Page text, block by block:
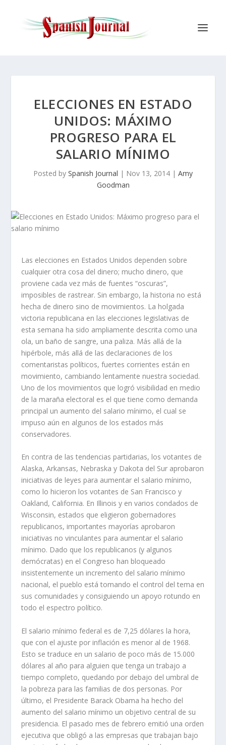
ELECCIONES EN ESTADO
UNIDOS: MÁXIMO
PROGRESO PARA EL
SALARIO MÍNIMO
Posted by Spanish Journal | Nov 13, 2014 | Amy
Goodman
Las elecciones en Estados Unidos dependen sobre
cualquier otra cosa del dinero; mucho dinero, que
proviene cada vez más de fuentes “oscuras”,
imposibles de rastrear. Sin embargo, la historia no está
hecha de dinero sino de movimientos. La holgada
victoria republicana en las elecciones legislativas de
esta semana ha sido ampliamente descrita como una
ola, un baño de sangre, una paliza. Más allá de la
hipérbole, más allá de las declaraciones de los
comentaristas políticos, fuertes corrientes están en
movimiento, cambiando lentamente nuestra sociedad.
Uno de los movimientos que logró visibilidad en medio
de la maraña electoral es el que tiene como demanda
principal un aumento del salario mínimo, el cual se
impuso aún en algunos de los estados más
conservadores.
En contra de las tendencias partidarias, los votantes de
Alaska, Arkansas, Nebraska y Dakota del Sur aprobaron
iniciativas de leyes para aumentar el salario mínimo,
como lo hicieron los votantes de San Francisco y
Oakland, California. En Illinois y en varios condados de
Wisconsin, estados que eligieron gobernadores
republicanos, importantes mayorías aprobaron
iniciativas no vinculantes para aumentar el salario
mínimo. Dado que los republicanos (y algunos
demócratas) en el Congreso han bloqueado
insistentemente un incremento del salario mínimo
nacional, el pueblo está tomando el control del tema en
sus comunidades y consiguiendo un apoyo rotundo en
todo el espectro político.
El salario mínimo federal es de 7,25 dólares la hora,
que con el ajuste por inflación es menor al de 1968.
Esto se traduce en un salario de poco más de 15.000
dólares al año para alguien que tenga un trabajo a
tiempo completo, quedando por debajo del umbral de
la pobreza para las familias de dos personas. Por
último, el Presidente Barack Obama ha hecho del
aumento del salario mínimo un objetivo central de su
presidencia. El pasado mes de febrero emitió una orden
ejecutiva que obligó a las empresas que trabajan bajo